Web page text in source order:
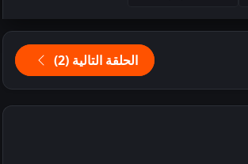
الحلقة التالية (2)